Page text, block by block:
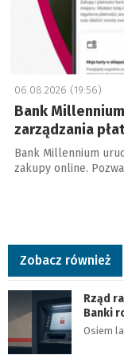
06.08.2026 (19:56)
Bank
zarządzania
Bank Millennium
zakupy online.
Zobacz również
Rząd
Banki
Osiem